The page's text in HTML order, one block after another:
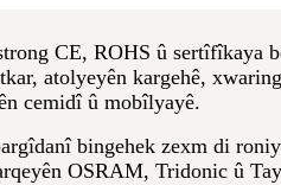
CE, ROHS û sertîfîkaya
atolyeyên kargehê,
cemidî û mobîlyayê.
bingehek zexm di
OSRAM, Tridonic û